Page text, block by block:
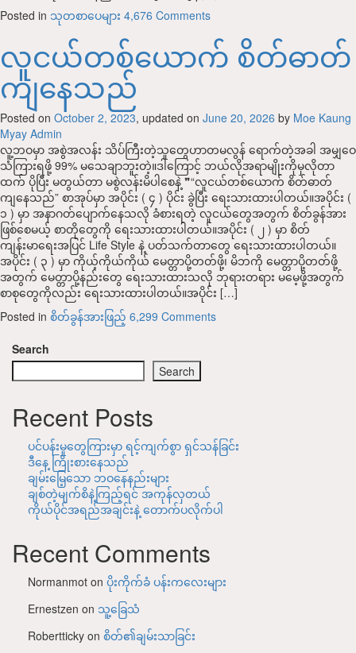
Posted in သုတစာပေများ 4,676 Comments
လူငယ်တစ်ယောက် စိတ်ဓာတ်
ကျနေသည်
Posted on October 2, 2023, updated on June 20, 2026 by Moe Kaung
Myay Admin
လူ့ဘဝမှာ အစွဲအလန်း သိပ်ကြီးတဲ့သူတွေဟာတမလွန် ရောက်တဲ့အခါ အမျှဝေ
သံကြားရဖို့ 99% မသေချာဘူးတဲ့။ဒါကြောင့် ဘယ်လိုအရာမျိုးကိုမှလိုတာ
ထက် ပိုပြီး မတွယ်တာ မစွဲလန်းမိပါစေနဲ့ ❞“လူငယ်တစ်ယောက် စိတ်ဓာတ်
ကျနေသည်” စာအုပ်မှာ အပိုင်း ( ၄ ) ပိုင်း ခွဲပြီး ရေးသားထားပါတယ်။အပိုင်း (
၁ ) မှာ အနာဂတ်ပျောက်နေသလို ခံစားရတဲ့ လူငယ်တွေအတွက် စိတ်ခွန်အား
ဖြစ်စေမယ့် စာတိုတွေကို ရေးသားထားပါတယ်။အပိုင်း ( ၂ ) မှာ စိတ်
ကျန်းမာရေးအပြင် Life Style နဲ့ ပတ်သက်တာတွေ ရေးသားထားပါတယ်။
အပိုင်း ( ၃ ) မှာ ကိုယ့်ကိုယ်ကိုယ် မေတ္တာပို့တတ်ဖို့၊ မိဘကို မေတ္တာပို့တတ်ဖို့
အတွက် မေတ္တာပို့နည်းတွေ ရေးသားထားသလို ဘုရားတရား မမေ့ဖို့အတွက်
စာစုတွေကိုလည်း ရေးသားထားပါတယ်။အပိုင်း […]
Posted in စိတ်ခွန်အားဖြည့် 6,299 Comments
Search
Search
Recent Posts
ပင်ပန်းမှုတွေကြားမှာ ရင့်ကျက်စွာ ရှင်သန်ခြင်း
ဒီနေ့ ကြိုးစားနေသည်
ချမ်းမြေ့သော ဘဝနေနည်းများ
ချစ်တဲ့မျက်စိနဲ့ကြည့်ရင် အကုန်လှတယ်
ကိုယ်ပိုင်အရည်အချင်းနဲ့ တောက်ပလိုက်ပါ
Recent Comments
Normanmot on ပိုးကိုက်ခံ ပန်းကလေးများ
Ernestzen on သူ့ခြေသံ
Robertticky on စိတ်၏ချမ်းသာခြင်း